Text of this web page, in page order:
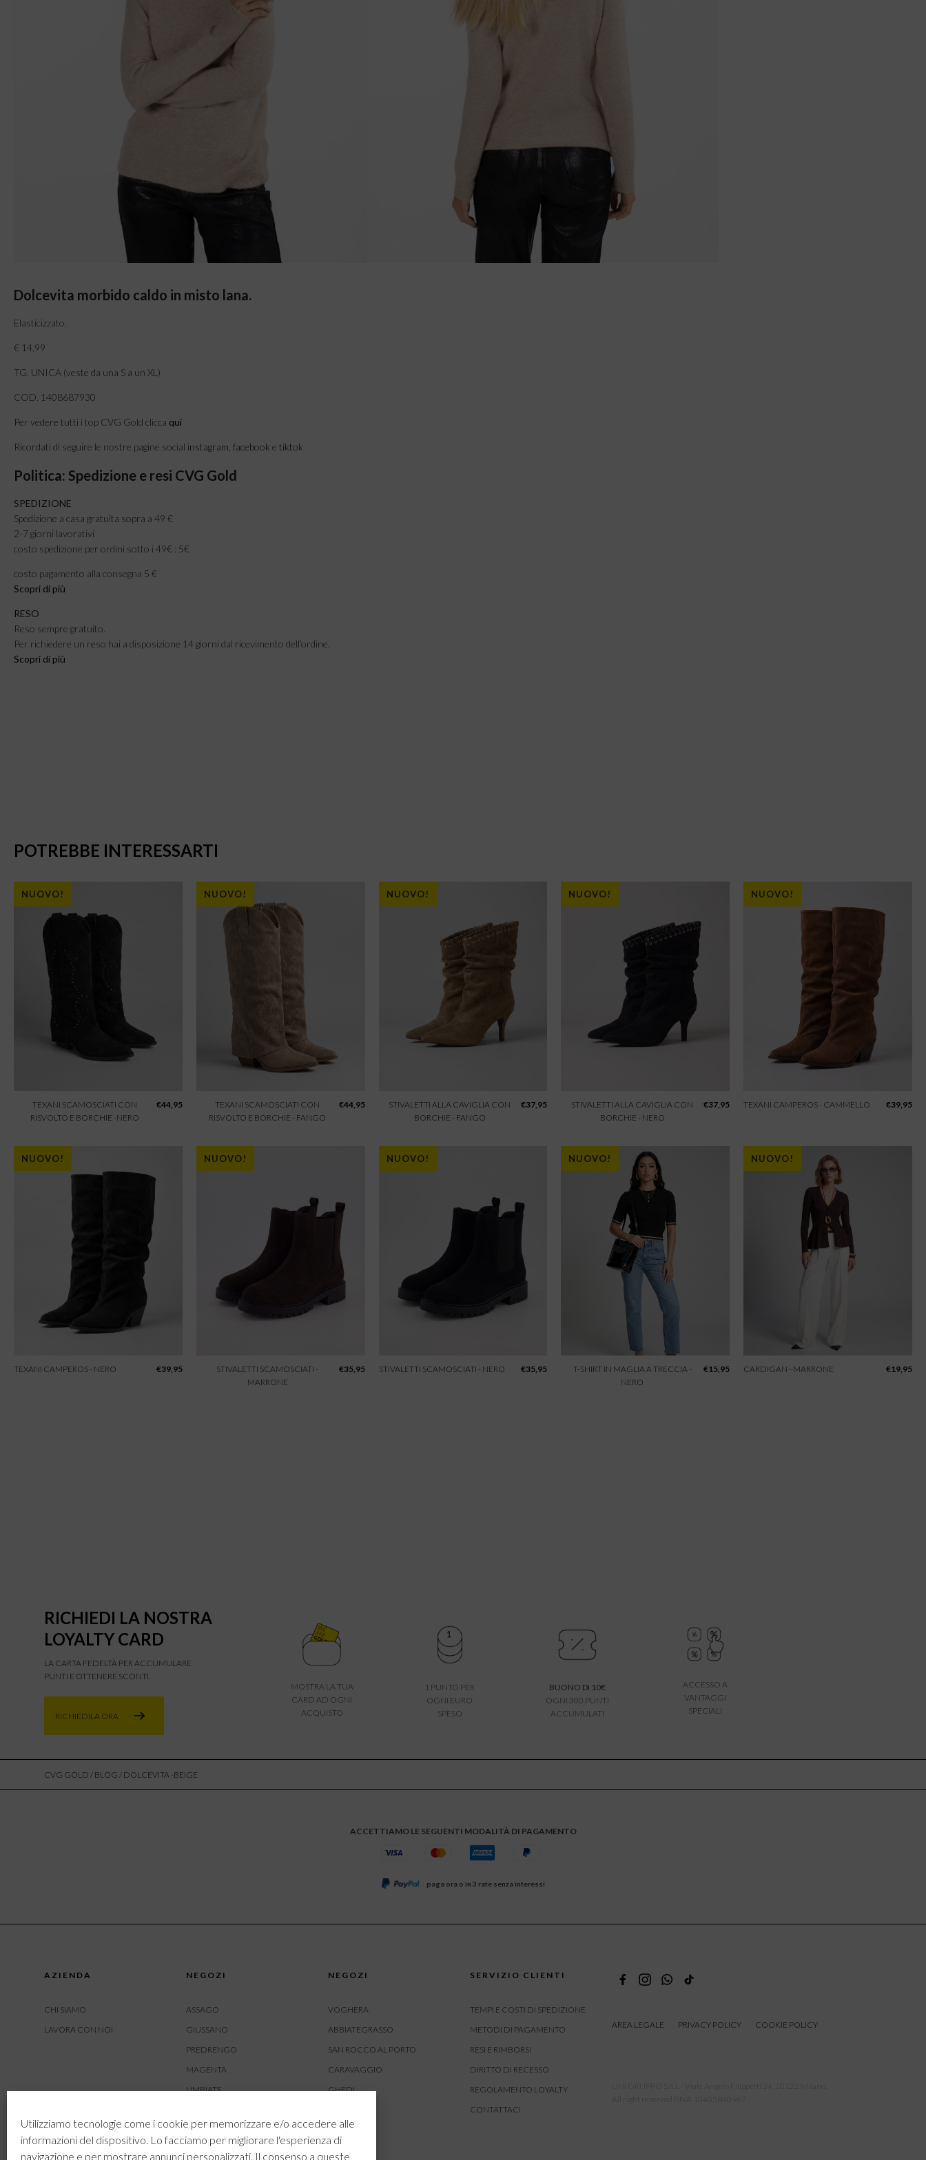
Utilizziamo tecnologie come i cookie per memorizzare e/o accedere alle
informazioni del dispositivo. Lo facciamo per migliorare l'esperienza di
navigazione e per mostrare annunci personalizzati. Il consenso a queste
Dolcevita morbido caldo in misto lana.
Elasticizzato.
€ 14,99
TG. UNICA (veste da una S a un XL)
COD. 1408687930
Per vedere tutti i top CVG Gold clicca qui
Ricordati di seguire le nostre pagine social instagram, facebook e tiktok
Politica: Spedizione e resi CVG Gold
SPEDIZIONE
Spedizione a casa gratuita sopra a 49 €
2-7 giorni lavorativi
costo spedizione per ordini sotto i 49€ : 5€
costo pagamento alla consegna 5 €
Scopri di più
RESO
Reso sempre gratuito.
Per richiedere un reso hai a disposizione 14 giorni dal ricevimento dell’ordine.
Scopri di più
POTREBBE INTERESSARTI
NUOVO!
TEXANI SCAMOSCIATI CON
RISVOLTO E BORCHIE -NERO
€44,95
NUOVO!
TEXANI SCAMOSCIATI CON
RISVOLTO E BORCHIE - FANGO
€44,95
NUOVO!
STIVALETTI ALLA CAVIGLIA CON
BORCHIE - FANGO
€37,95
NUOVO!
STIVALETTI ALLA CAVIGLIA CON
BORCHIE - NERO
€37,95
NUOVO!
TEXANI CAMPEROS - CAMMELLO €39,95
NUOVO!
TEXANI CAMPEROS - NERO €39,95
NUOVO!
STIVALETTI SCAMOSCIATI -
MARRONE
€35,95
NUOVO!
STIVALETTI SCAMOSCIATI - NERO €35,95
NUOVO!
T-SHIRT IN MAGLIA A TRECCIA -
NERO
€15,95
NUOVO!
CARDIGAN - MARRONE €19,95
RICHIEDI LA NOSTRA
LOYALTY CARD
LA CARTA FEDELTÀ PER ACCUMULARE
PUNTI E OTTENERE SCONTI.
RICHIEDILA ORA
MOSTRA LA TUA
CARD AD OGNI
ACQUISTO
1 PUNTO PER
OGNI EURO
SPESO
BUONO DI 10€
OGNI 300 PUNTI
ACCUMULATI
ACCESSO A
VANTAGGI
SPECIALI
CVG GOLD / BLOG / DOLCEVITA -BEIGE
ACCETTIAMO LE SEGUENTI MODALITÀ DI PAGAMENTO
paga ora o in 3 rate senza interessi
AZIENDA
CHI SIAMO
LAVORA CON NOI
NEGOZI
ASSAGO
GIUSSANO
PREDRENGO
MAGENTA
LIMBIATE
BUSNAGO
NEGOZI
VOGHERA
ABBIATEGRASSO
SAN ROCCO AL PORTO
CARAVAGGIO
GHEDI
CREMONA
SERVIZIO CLIENTI
TEMPI E COSTI DI SPEDIZIONE
METODI DI PAGAMENTO
RESI E RIMBORSI
DIRITTO DI RECESSO
REGOLAMENTO LOYALTY
CONTATTACI
AREA LEGALE PRIVACY POLICY COOKIE POLICY